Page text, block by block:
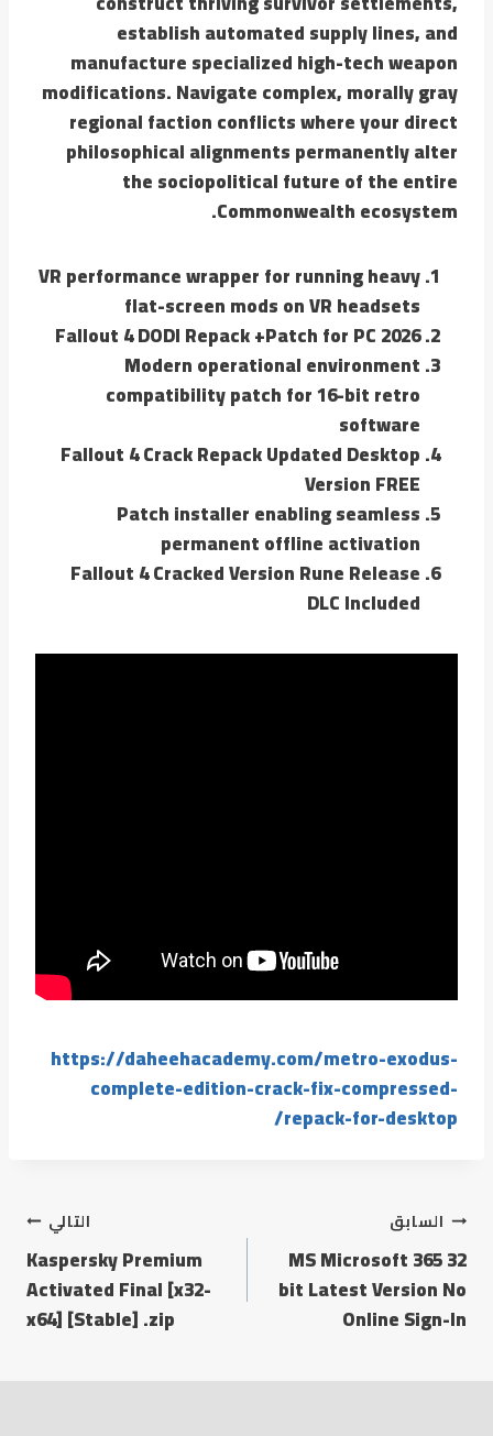
establish automated supply lines, and
manufacture specialized high-tech weapon
modifications. Navigate complex, morally gray
regional faction conflicts where your direct
philosophical alignments permanently alter
the sociopolitical future of the entire
Commonwealth ecosystem.
VR performance wrapper for running heavy
flat-screen mods on VR headsets
Fallout 4 DODI Repack +Patch for PC 2026
Modern operational environment
compatibility patch for 16-bit retro
software
Fallout 4 Crack Repack Updated Desktop
Version FREE
Patch installer enabling seamless
permanent offline activation
Fallout 4 Cracked Version Rune Release
DLC Included
https://daheehacademy.com/metro-exodus-
complete-edition-crack-fix-compressed-
repack-for-desktop/
السابق
MS Microsoft 365 32
bit Latest Version No
Online Sign-In
التالي
Kaspersky Premium
Activated Final [x32-
x64] [Stable] .zip